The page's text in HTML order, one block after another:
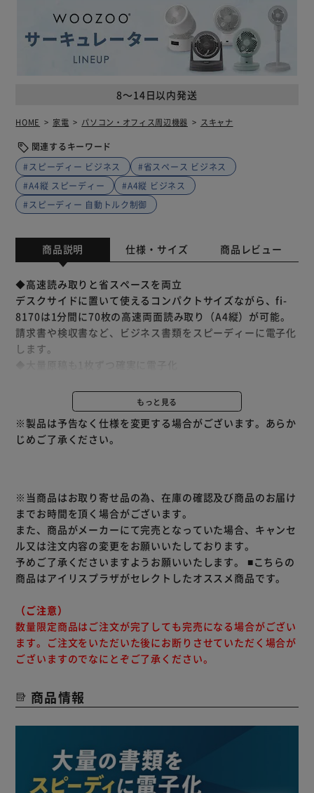
8～14日以内発送
HOME 家電 パソコン・オフィス周辺機器 スキャナ
関連するキーワード
#スピーディー ビジネス
#省スペース ビジネス
#A4縦 スピーディー
#A4縦 ビジネス
#スピーディー 自動トルク制御
商品説明 仕様・サイズ 商品レビュー
◆高速読み取りと省スペースを両立
デスクサイドに置いて使えるコンパクトサイズながら、fi-
8170は1分間に70枚の高速両面読み取り（A4縦）が可能。
請求書や検収書など、ビジネス書類をスピーディーに電子化
します。
離力が最適になるように制御を行うことで、薄紙伝票や折り
目のついた書類も安定して給紙搬送します。
◆パスポートからA3サイズまで幅広い原稿に対応
「手差し・単送モード」により、複写帳票、A3サイズの二
要で読み取ることができます。
◆原稿保護機能が安心な読み取りをアシスト
「音検知（iSOP）」に加え、新たに「画像監視」技術を搭
載。原稿が大きく傾くなど紙詰まり発生のリスクがある場合
は、原稿搬送を停止し、大切な原稿の破損を防ぎます。
◆OCRに最適な高画質
動的に文字の視認性が高いモノクロ画像へ変換。イメージデ
ータの業務活用をサポートします。
◆データ整理を効率化するソフトウェア
バーコード認識結果をフォルダー名やファイル名に指定した
もっと見る
※製品は予告なく仕様を変更する場合がございます。あらか
じめご了承ください。
※当商品はお取り寄せ品の為、在庫の確認及び商品のお届け
までお時間を頂く場合がございます。
また、商品がメーカーにて完売となっていた場合、キャンセ
ル又は注文内容の変更をお願いいたしております。
予めご了承くださいますようお願いいたします。 ■こちらの
商品はアイリスプラザがセレクトしたオススメ商品です。
（ご注意）
数量限定商品はご注文が完了しても完売になる場合がござい
ます。ご注文をいただいた後にお断りさせていただく場合が
ございますのでなにとぞご了承ください。
商品情報